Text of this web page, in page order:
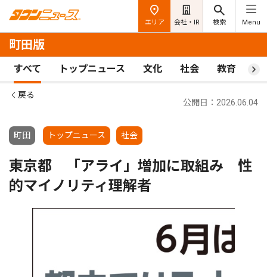
エリア 会社・IR 検索 Menu
町田版
すべて トップニュース 文化 社会 教育 ス
戻る
町田 トップニュース 社会
公開日：2026.06.04
東京都 「アライ」増加に取組み 性
的マイノリティ理解者